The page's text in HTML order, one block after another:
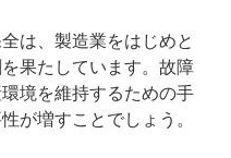
は、製造業をはじめと
果たしています。故障
境を維持するための手
が増すことでしょう。